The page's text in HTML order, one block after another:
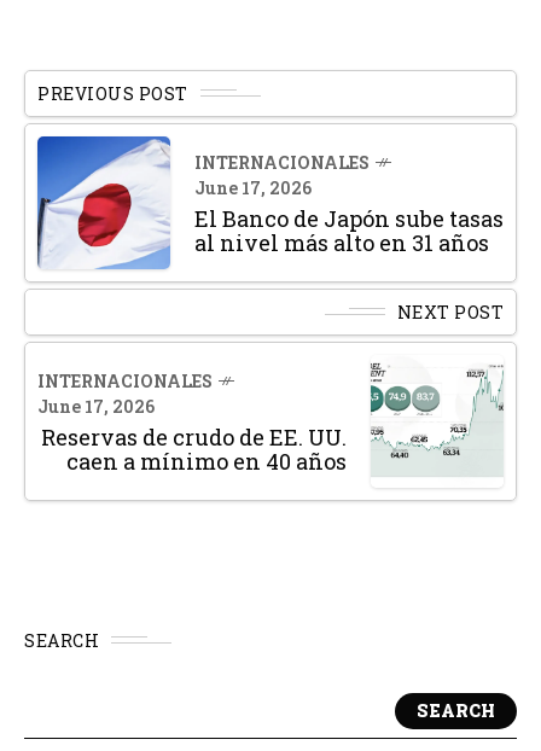
PREVIOUS POST
INTERNACIONALES
June 17, 2026
El Banco de Japón sube tasas
al nivel más alto en 31 años
NEXT POST
INTERNACIONALES
June 17, 2026
Reservas de crudo de EE. UU.
caen a mínimo en 40 años
SEARCH
SEARCH